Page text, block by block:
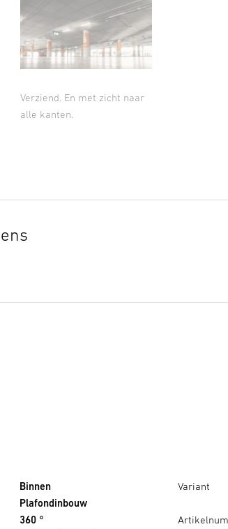
Verziend. En met zicht naar
alle kanten.
Binnen
Plafondinbouw
360 °
Variant